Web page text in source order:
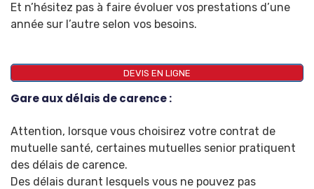
Et n’hésitez pas à faire évoluer vos prestations d’une
année sur l’autre selon vos besoins.
DEVIS EN LIGNE
Gare aux délais de carence :
Attention, lorsque vous choisirez votre contrat de
mutuelle santé, certaines mutuelles senior pratiquent
des délais de carence.
Des délais durant lesquels vous ne pouvez pas